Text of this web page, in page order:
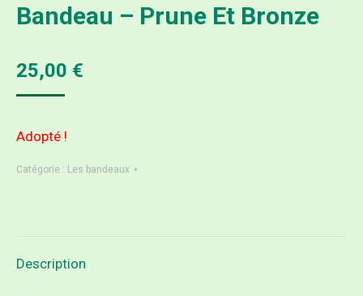
Bandeau – Prune Et Bronze
25,00 €
Adopté !
Catégorie : Les bandeaux
Description